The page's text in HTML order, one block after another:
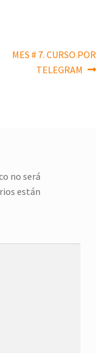
MES # 7. CURSO POR
TELEGRAM
no será
están